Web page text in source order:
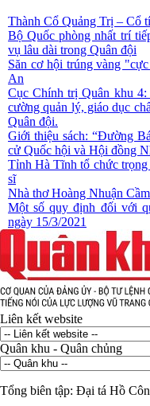
Thành Cổ Quảng Trị – Cổ
Bộ Quốc phòng nhất trí
vụ lâu dài trong Quân đội
Săn cơ hội trúng vàng
An
Cục Chính trị Quân khu
cường quản lý, giáo dục
Quân đội.
Giới thiệu sách: “Đường
cử Quốc hội và Hội đồng
Tỉnh Hà Tĩnh tổ chức trọng
sĩ
Nhà thơ Hoàng Nhuận
Một số quy định đối với
ngày 15/3/2021
Liên kết website
Quân khu - Quân chủng
Tổng biên tập: Đại tá Hồ